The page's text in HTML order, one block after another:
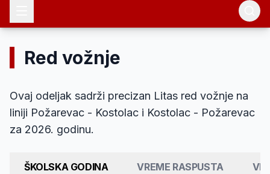
Red vožnje
Ovaj odeljak sadrži precizan Litas red vožnje na
liniji Požarevac - Kostolac i Kostolac - Požarevac
za 2026. godinu.
ŠKOLSKA GODINA VREME RASPUSTA